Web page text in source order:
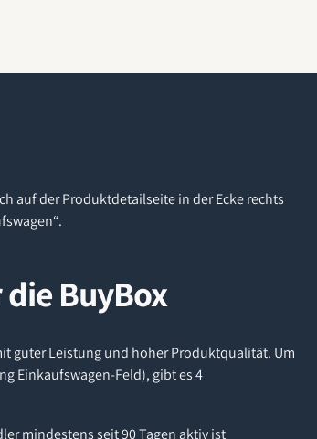
auf der Produktdetailseite in der Ecke rechts
BuyBox
guter Leistung und hoher Produktqualität. Um
Einkaufswagen-Feld), gibt es 4
mindestens seit 90 Tagen aktiv ist